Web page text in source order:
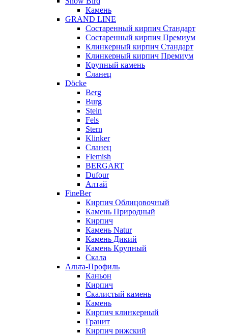
Камень
GRAND LINE
Состаренный кирпич Стандарт
Состаренный кирпич Премиум
Клинкерный кирпич Стандарт
Клинкерный кирпич Премиум
Крупный камень
Сланец
Döcke
Berg
Burg
Stein
Fels
Stern
Klinker
Сланец
Flemish
BERGART
Dufour
Алтай
FineBer
Кирпич Облицовочный
Камень Природный
Кирпич
Камень Natur
Камень Дикий
Камень Крупный
Скала
Альта-Профиль
Каньон
Кирпич
Скалистый камень
Камень
Кирпич клинкерный
Гранит
Кирпич рижский